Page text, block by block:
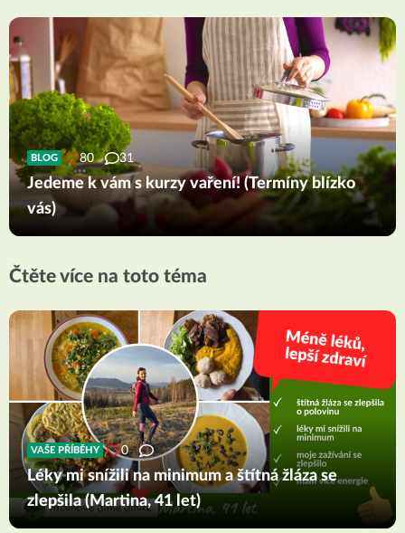
BLOG 80 31
Jedeme k vám s kurzy vaření! (Termíny blízko
vás)
Čtěte více na toto téma
VAŠE PŘÍBĚHY 0
Léky mi snížili na minimum a štítná žláza se
zlepšila (Martina, 41 let)